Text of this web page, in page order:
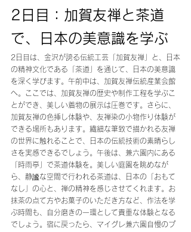
2日目：加賀友禅と茶道
で、日本の美意識を学ぶ
2日目は、金沢が誇る伝統工芸「加賀友禅」と、日本
の精神文化である「茶道」を通じて、日本の美意識
を深く学びます。午前中は、加賀友禅伝統産業会館
へ。ここでは、加賀友禅の歴史や制作工程を学ぶこ
とができ、美しい着物の展示は圧巻です。さらに、
加賀友禅の色挿し体験や、友禅染の小物作り体験が
できる場所もあります。繊細な筆致で描かれる友禅
の世界に触れることで、日本の伝統技術の素晴らし
さを実感できるでしょう。午後は、兼六園内にある
「時雨亭」で茶道体験を。美しい庭園を眺めなが
ら、静謐な空間で行われる茶道は、日本の「おもて
なし」の心と、禅の精神を感じさせてくれます。お
抹茶の点て方やお菓子のいただき方など、作法を学
ぶ時間も、自分磨きの一環として貴重な体験となる
でしょう。宿に戻ったら、マイグレ兼六園自慢のプ